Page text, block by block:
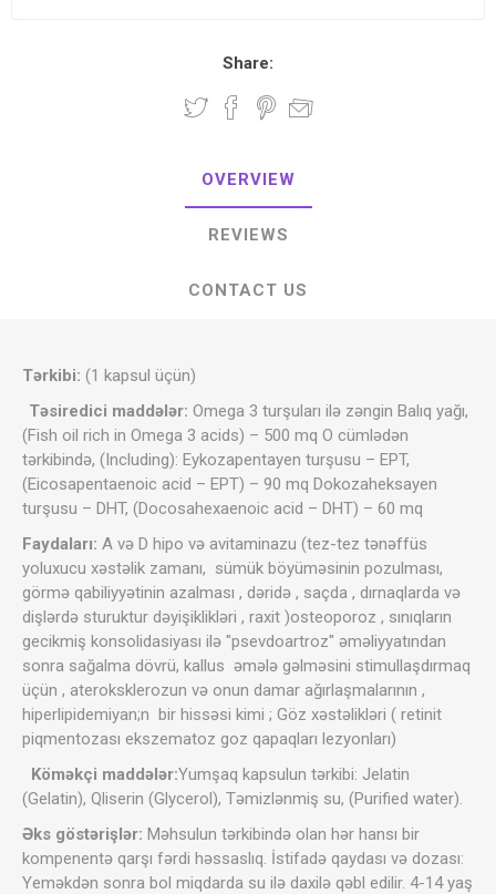
Share:
OVERVIEW
REVIEWS
CONTACT US
Tərkibi: (1 kapsul üçün)
Təsiredici maddələr: Omega 3 turşuları ilə zəngin Balıq yağı,
(Fish oil rich in Omega 3 acids) – 500 mq O cümlədən
tərkibində, (Including): Eykozapentayen turşusu – EPT,
(Eicosapentaenoic acid – EPT) – 90 mq Dokozaheksayen
turşusu – DHT, (Docosahexaenoic acid – DHT) – 60 mq
Faydaları: A və D hipo və avitaminazu (tez-tez tənəffüs
yoluxucu xəstəlik zamanı, sümük böyüməsinin pozulması,
görmə qabiliyyətinin azalması , dəridə , saçda , dırnaqlarda və
dişlərdə sturuktur dəyişiklikləri , raxit )osteoporoz , sınıqların
gecikmiş konsolidasiyası ilə "psevdoartroz" əməliyyatından
sonra sağalma dövrü, kallus əmələ gəlməsini stimullaşdırmaq
üçün , ateroksklerozun və onun damar ağırlaşmalarının ,
hiperlipidemiyan;n bir hissəsi kimi ; Göz xəstəlikləri ( retinit
piqmentozası ekszematoz goz qapaqları lezyonları)
Köməkçi maddələr:Yumşaq kapsulun tərkibi: Jelatin
(Gelatin), Qliserin (Glycerol), Təmizlənmiş su, (Purified water).
Əks göstərişlər: Məhsulun tərkibində olan hər hansı bir
kompenentə qarşı fərdi həssaslıq. İstifadə qaydası və dozası:
Yeməkdən sonra bol miqdarda su ilə daxilə qəbl edilir. 4-14 yaş